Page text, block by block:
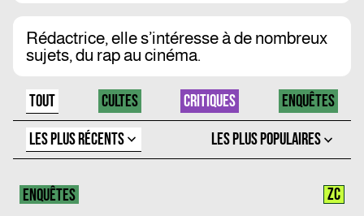
Rédactrice, elle s’intéresse à de nombreux
sujets, du rap au cinéma.
TOUT CULTES CRITIQUES
ENQUÊTES
LES PLUS RÉCENTS
LES PLUS POPULAIRES
ENQUÊTES ZC